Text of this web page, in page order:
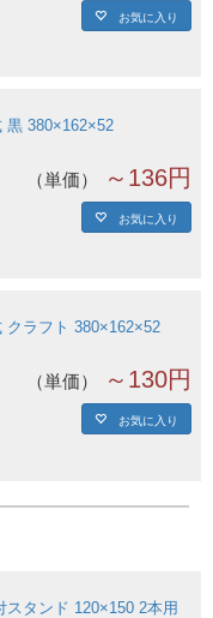
お気に入り
黒 380×162×52
単価 ～136円
お気に入り
クラフト 380×162×52
単価 ～130円
お気に入り
スタンド 120×150 2本用